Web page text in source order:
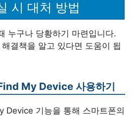
시 대처 방법
누구나 당황하기 마련입니다.
결책을 알고 있다면 도움이 됩
My Device 사용하기
Device 기능을 통해 스마트폰의